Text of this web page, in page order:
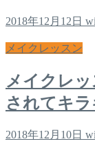
2018年12月12日
メイクレッスン
メイクレ
されてキ
2018年12月10日